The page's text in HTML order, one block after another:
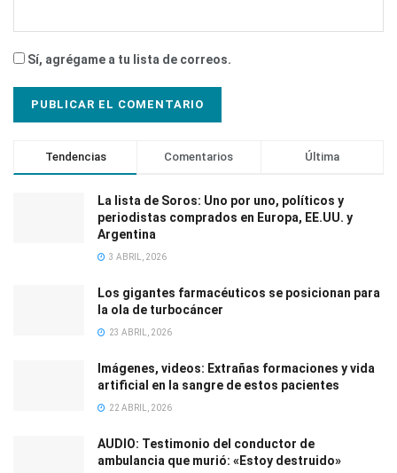
Sí, agrégame a tu lista de correos.
Tendencias Comentarios Última
La lista de Soros: Uno por uno, políticos y
periodistas comprados en Europa, EE.UU. y
Argentina
3 ABRIL, 2026
Los gigantes farmacéuticos se posicionan para
la ola de turbocáncer
23 ABRIL, 2026
Imágenes, videos: Extrañas formaciones y vida
artificial en la sangre de estos pacientes
22 ABRIL, 2026
AUDIO: Testimonio del conductor de
ambulancia que murió: «Estoy destruido»